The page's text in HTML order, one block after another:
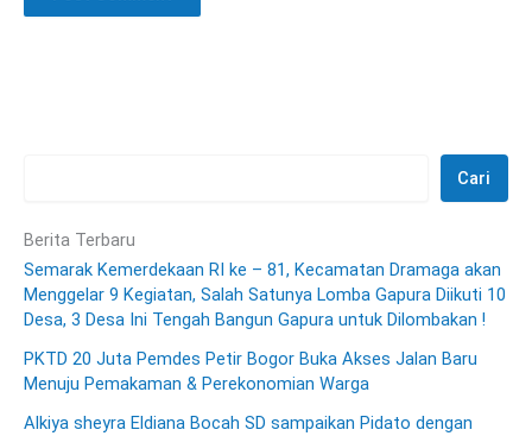
Cari
Berita Terbaru
Semarak Kemerdekaan RI ke – 81, Kecamatan Dramaga akan
Menggelar 9 Kegiatan, Salah Satunya Lomba Gapura Diikuti 10
Desa, 3 Desa Ini Tengah Bangun Gapura untuk Dilombakan !
PKTD 20 Juta Pemdes Petir Bogor Buka Akses Jalan Baru
Menuju Pemakaman & Perekonomian Warga
Alkiya sheyra Eldiana Bocah SD sampaikan Pidato dengan